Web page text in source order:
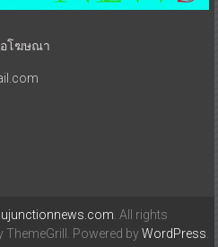
โฆษณา
. All rights
ThemeGrill. Powered byWordPress.